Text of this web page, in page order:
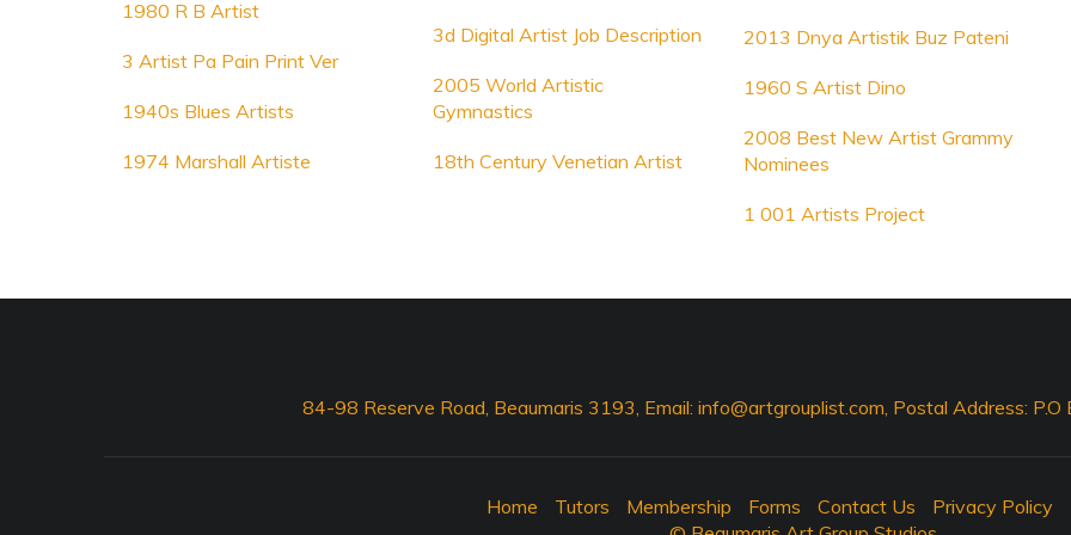
1980 R B Artist
3 Artist Pa Pain Print Ver
1940s Blues Artists
1974 Marshall Artiste
3d Digital Artist Job Description
2005 World Artistic
Gymnastics
18th Century Venetian Artist
2013 Dnya Artistik Buz Pateni
1960 S Artist Dino
2008 Best New Artist Grammy
Nominees
1 001 Artists Project
84-98 Reserve Road, Beaumaris 3193, Email: info@artgrouplist.com, Postal Address:
Home Tutors Membership Forms Contact Us Privacy Policy